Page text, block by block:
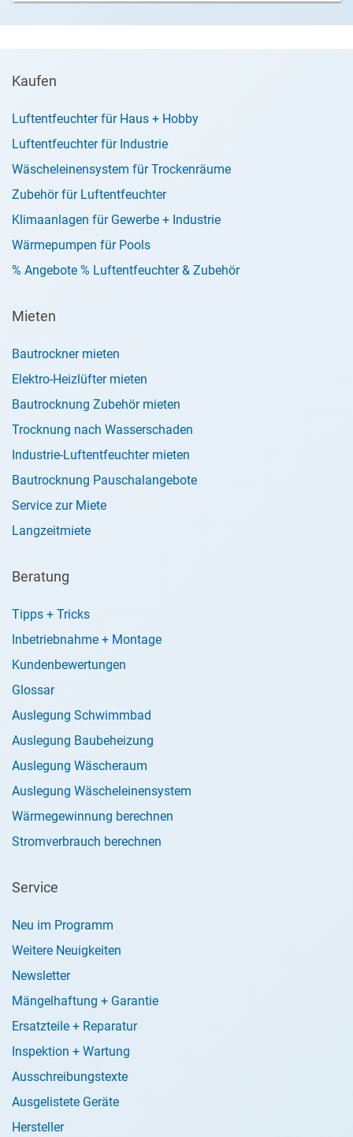
Kaufen
Luftentfeuchter für Haus + Hobby
Luftentfeuchter für Industrie
Wäscheleinensystem für Trockenräume
Zubehör für Luftentfeuchter
Klimaanlagen für Gewerbe + Industrie
Wärmepumpen für Pools
% Angebote % Luftentfeuchter & Zubehör
Mieten
Bautrockner mieten
Elektro-Heizlüfter mieten
Bautrocknung Zubehör mieten
Trocknung nach Wasserschaden
Industrie-Luftentfeuchter mieten
Bautrocknung Pauschalangebote
Service zur Miete
Langzeitmiete
Beratung
Tipps + Tricks
Inbetriebnahme + Montage
Kundenbewertungen
Glossar
Auslegung Schwimmbad
Auslegung Baubeheizung
Auslegung Wäscheraum
Auslegung Wäscheleinensystem
Wärmegewinnung berechnen
Stromverbrauch berechnen
Service
Neu im Programm
Weitere Neuigkeiten
Newsletter
Mängelhaftung + Garantie
Ersatzteile + Reparatur
Inspektion + Wartung
Ausschreibungstexte
Ausgelistete Geräte
Hersteller